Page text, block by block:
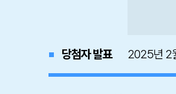
당첨자 발표 2025년 2